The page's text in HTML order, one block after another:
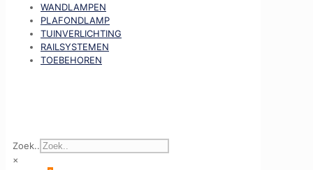
WANDLAMPEN
PLAFONDLAMP
TUINVERLICHTING
RAILSYSTEMEN
TOEBEHOREN
Zoek..
×